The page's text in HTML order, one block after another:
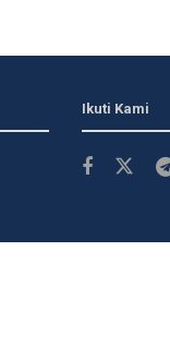
Ikuti Kami